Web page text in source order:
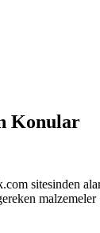
Konular
sitesinden
malzemeler